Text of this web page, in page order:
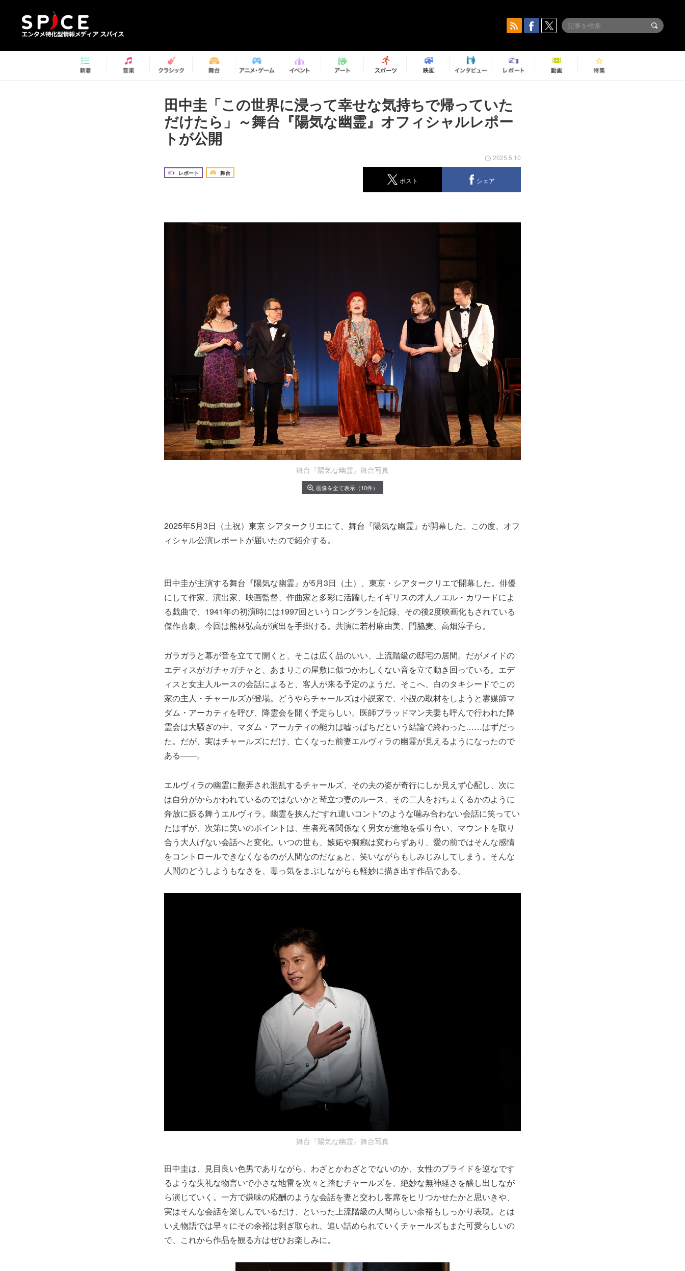
田中圭「この世界に浸って幸せな気持ちで帰っていた
だけたら」～舞台『陽気な幽霊』オフィシャルレポー
トが公開
レポート 舞台
2025.5.10
ポスト シェア
舞台『陽気な幽霊』舞台写真
画像を全て表示（10件）
2025年5月3日（土祝）東京 シアタークリエにて、舞台『陽気な幽霊』が開幕した。この度、オフ
ィシャル公演レポートが届いたので紹介する。
田中圭が主演する舞台『陽気な幽霊』が5月3日（土）、東京・シアタークリエで開幕した。俳優
にして作家、演出家、映画監督、作曲家と多彩に活躍したイギリスの才人ノエル・カワードによ
る戯曲で、1941年の初演時には1997回というロングランを記録、その後2度映画化もされている
傑作喜劇。今回は熊林弘高が演出を手掛ける。共演に若村麻由美、門脇麦、高畑淳子ら。
ガラガラと幕が音を立てて開くと、そこは広く品のいい、上流階級の邸宅の居間。だがメイドの
エディスがガチャガチャと、あまりこの屋敷に似つかわしくない音を立て動き回っている。エデ
ィスと女主人ルースの会話によると、客人が来る予定のようだ。そこへ、白のタキシードでこの
家の主人・チャールズが登場。どうやらチャールズは小説家で、小説の取材をしようと霊媒師マ
ダム・アーカティを呼び、降霊会を開く予定らしい。医師ブラッドマン夫妻も呼んで行われた降
霊会は大騒ぎの中、マダム・アーカティの能力は嘘っぱちだという結論で終わった……はずだっ
た。だが、実はチャールズにだけ、亡くなった前妻エルヴィラの幽霊が見えるようになったので
ある——。
エルヴィラの幽霊に翻弄され混乱するチャールズ、その夫の姿が奇行にしか見えず心配し、次に
は自分がからかわれているのではないかと苛立つ妻のルース、その二人をおちょくるかのように
奔放に振る舞うエルヴィラ。幽霊を挟んだ“すれ違いコント”のような噛み合わない会話に笑ってい
たはずが、次第に笑いのポイントは、生者死者関係なく男女が意地を張り合い、マウントを取り
合う大人げない会話へと変化。いつの世も、嫉妬や癇癪は変わらずあり、愛の前ではそんな感情
をコントロールできなくなるのが人間なのだなぁと、笑いながらもしみじみしてしまう。そんな
人間のどうしようもなさを、毒っ気をまぶしながらも軽妙に描き出す作品である。
舞台『陽気な幽霊』舞台写真
田中圭は、見目良い色男でありながら、わざとかわざとでないのか、女性のプライドを逆なです
るような失礼な物言いで小さな地雷を次々と踏むチャールズを、絶妙な無神経さを醸し出しなが
ら演じていく。一方で嫌味の応酬のような会話を妻と交わし客席をヒリつかせたかと思いきや、
実はそんな会話を楽しんでいるだけ、といった上流階級の人間らしい余裕もしっかり表現。とは
いえ物語では早々にその余裕は剥ぎ取られ、追い詰められていくチャールズもまた可愛らしいの
で、これから作品を観る方はぜひお楽しみに。